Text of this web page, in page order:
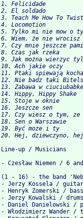
1. Felicidade
2. El soldado
3. Teach Me How To Twist
4. Locomotion
5. Tylko mi nie mow o
6. Wiem, że nie wrocisz
7. Czy mnie jeszcze
8. Czas jak rzeka
9. Jak można wierzyc
10. Ach jakie oczy
11. Ptaki spiewają
12. Nie badz taki Bitels
13. Zabawa w ciuciubabke
14. Hippy, Hippy Shake
15. Stoje w oknie
16. Jeszcze sen
17. Czy wiesz o tym, ze
18. Sen o Warszawie
19. Być moze i ty
20. Hej, dziewczyno, hej
Line-up / Musicians
- Czesław Niemen / 6
(1 - 16) - the band
- Jerzy Kossela / guitar
- Henryk Zomerski /
- Jerzy Kowalski / drums
- Daniel Danielowski /
- Włodzimierz Wander /